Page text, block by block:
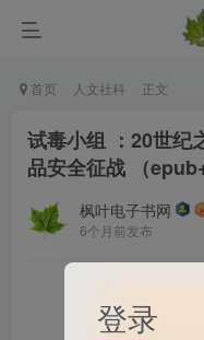
首页 人文社科 正文
试毒小组 ：20世纪
品安全征战 （
枫叶电子书网
6个月前发布
登录